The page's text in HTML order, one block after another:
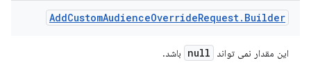
AddCustomAudienceOverrideRequest. Builder
این مقدار نمی تواند null باشد.